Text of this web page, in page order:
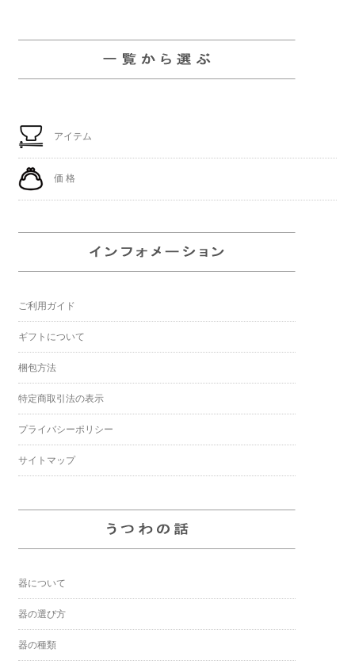
アイテム
価 格
ご利用ガイド
ギフトについて
梱包方法
特定商取引法の表示
プライバシーポリシー
サイトマップ
器について
器の選び方
器の種類